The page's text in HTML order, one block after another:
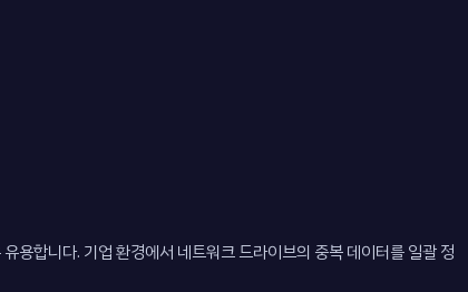
용합니다. 기업 환경에서 네트워크 드라이브의 중복 데이터를 일괄 정